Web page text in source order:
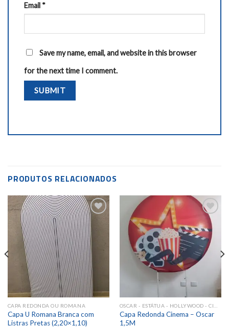
Email *
Save my name, email, and website in this browser
for the next time I comment.
PRODUTOS RELACIONADOS
Add to
wishlist
CAPA REDONDA OU ROMANA
Capa U Romana Branca com
Listras Pretas (2,20×1,10)
Add to
wishlist
Capa Redonda Cinema – Oscar
1,5M